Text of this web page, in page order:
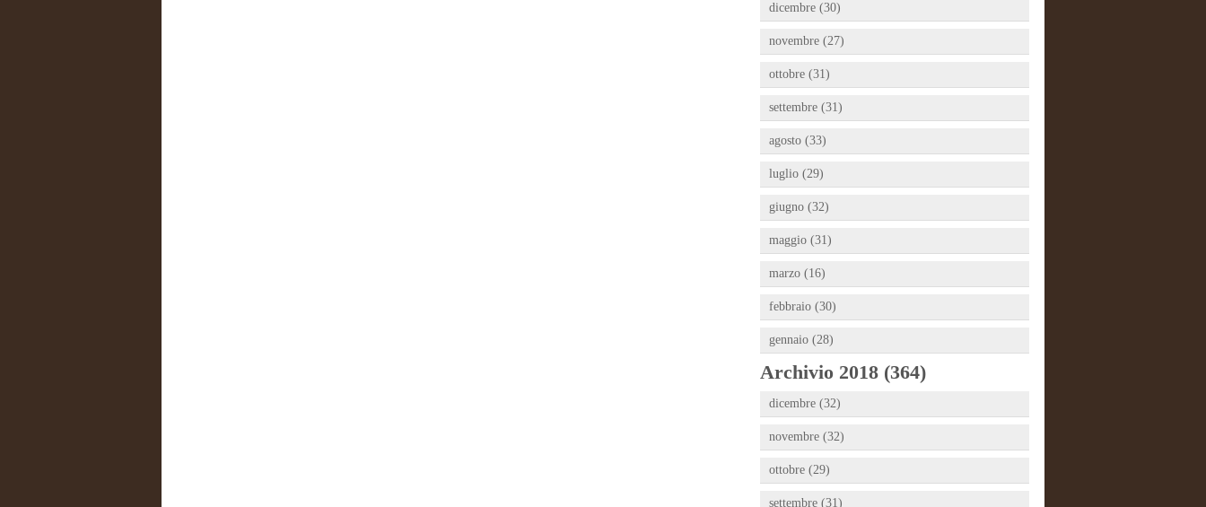
dicembre (30)
novembre (27)
ottobre (31)
settembre (31)
agosto (33)
luglio (29)
giugno (32)
maggio (31)
marzo (16)
febbraio (30)
gennaio (28)
Archivio 2018 (364)
dicembre (32)
novembre (32)
ottobre (29)
settembre (31)